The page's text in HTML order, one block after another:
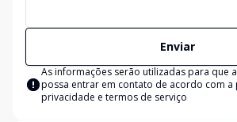
Enviar
As informações serão utilizadas para que
possa entrar em contato de acordo com a
privacidade e termos de serviço